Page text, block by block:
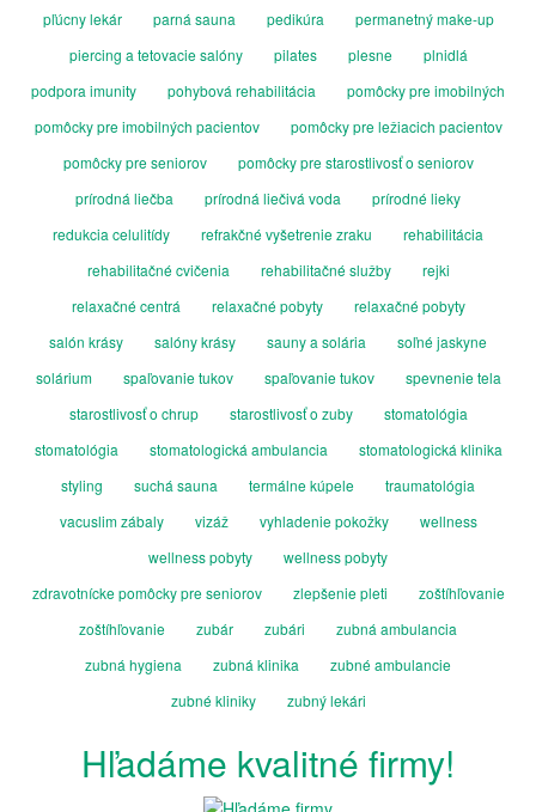
pľúcny lekár
parná sauna pedikúra
permanetný make-up
piercing a tetovacie salóny
pilates plesne
plnidlá
podpora imunity
pohybová rehabilitácia
pomôcky pre imobilných
pomôcky pre imobilných pacientov
pomôcky pre ležiacich pacientov
pomôcky pre seniorov
pomôcky pre starostlivosť o seniorov
prírodná liečba
prírodná liečivá voda
prírodné lieky
redukcia celulitídy
refrakčné vyšetrenie zraku
rehabilitácia
rehabilitačné cvičenia
rehabilitačné služby
rejki
relaxačné centrá
relaxačné pobyty
relaxačné pobyty
salón krásy
salóny krásy sauny a solária
soľné jaskyne
solárium
spaľovanie tukov spaľovanie tukov
spevnenie tela
starostlivosť o chrup
starostlivosť o zuby
stomatológia
stomatológia
stomatologická ambulancia
stomatologická klinika
styling
suchá sauna termálne kúpele
traumatológia
vacuslim zábaly
vizáž vyhladenie pokožky
wellness
wellness pobyty
wellness pobyty
zdravotnícke pomôcky pre seniorov
zlepšenie pleti
zoštíhľovanie
zoštíhľovanie
zubár zubári
zubná ambulancia
zubná hygiena
zubná klinika
zubné ambulancie
zubné kliniky
zubný lekári
Hľadáme kvalitné firmy!